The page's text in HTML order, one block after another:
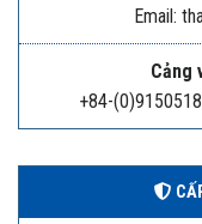
Email:
Cảng
+84-